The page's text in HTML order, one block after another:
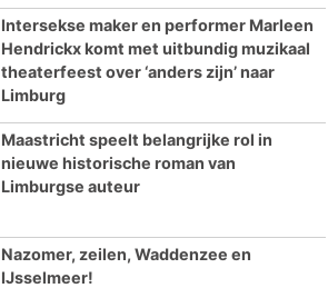
Intersekse maker en performer Marleen
Hendrickx komt met uitbundig muzikaal
theaterfeest over ‘anders zijn’ naar
Limburg
Maastricht speelt belangrijke rol in
nieuwe historische roman van
Limburgse auteur
Nazomer, zeilen, Waddenzee en
IJsselmeer!